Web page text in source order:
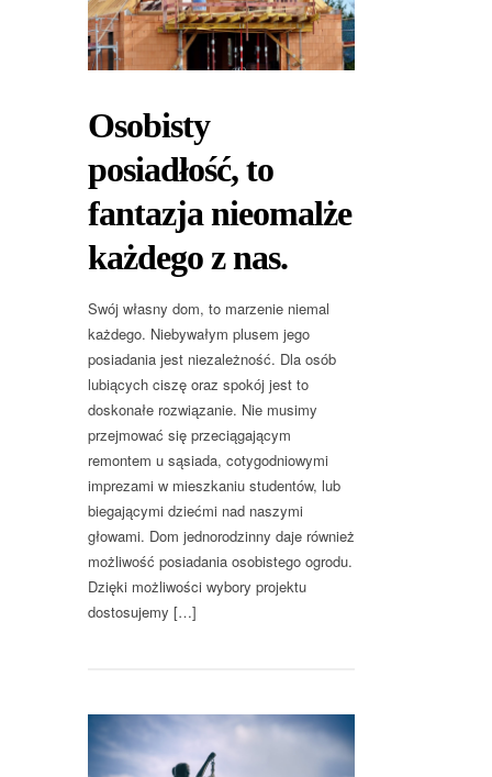
Osobisty
posiadłość, to
fantazja nieomalże
każdego z nas.
Swój własny dom, to marzenie niemal
każdego. Niebywałym plusem jego
posiadania jest niezależność. Dla osób
lubiących ciszę oraz spokój jest to
doskonałe rozwiązanie. Nie musimy
przejmować się przeciągającym
remontem u sąsiada, cotygodniowymi
imprezami w mieszkaniu studentów, lub
biegającymi dziećmi nad naszymi
głowami. Dom jednorodzinny daje również
możliwość posiadania osobistego ogrodu.
Dzięki możliwości wybory projektu
dostosujemy […]